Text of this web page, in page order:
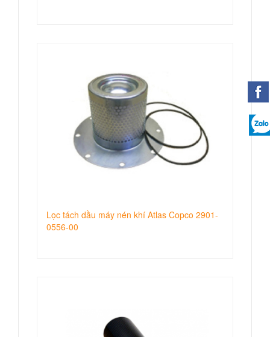
Lọc tách dầu máy nén khí Atlas Copco 2901-
0556-00